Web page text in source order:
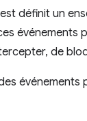
définit un
événements
de